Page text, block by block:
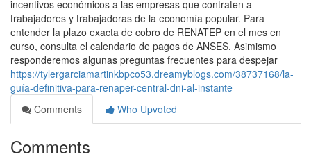
incentivos económicos a las empresas que contraten a
trabajadores y trabajadoras de la economía popular. Para
entender la plazo exacta de cobro de ⁣RENATEP en el mes en
curso, consulta el calendario de ​pagos de ANSES. Asimismo
responderemos algunas preguntas frecuentes para despejar‍
https://tylergarciamartinkbpco53.dreamyblogs.com/38737168/la-
guía-definitiva-para-renaper-central-dni-al-instante
Comments
Who Upvoted
Comments